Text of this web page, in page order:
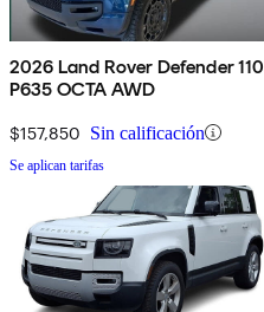
2026 Land Rover Defender 110
P635 OCTA AWD
$157,850 Sin calificación
Se aplican tarifas